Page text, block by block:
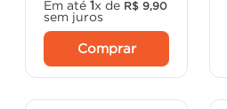
Em até 1x de R$ 9,90
sem juros
Comprar